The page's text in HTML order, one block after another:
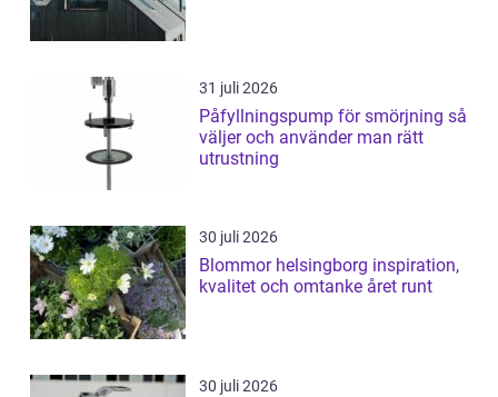
31 juli 2026
Påfyllningspump för smörjning så
väljer och använder man rätt
utrustning
30 juli 2026
Blommor helsingborg inspiration,
kvalitet och omtanke året runt
30 juli 2026